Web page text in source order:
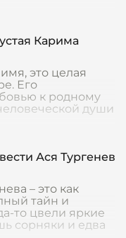
Карима
это целая
Его
к родному
души
Ася Тургенев
– это как
тайн и
то цвели яркие
сорняки и едва